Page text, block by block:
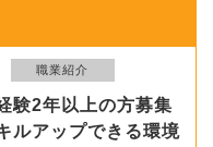
職業紹介
験2年以上の方募集
ルアップできる環境